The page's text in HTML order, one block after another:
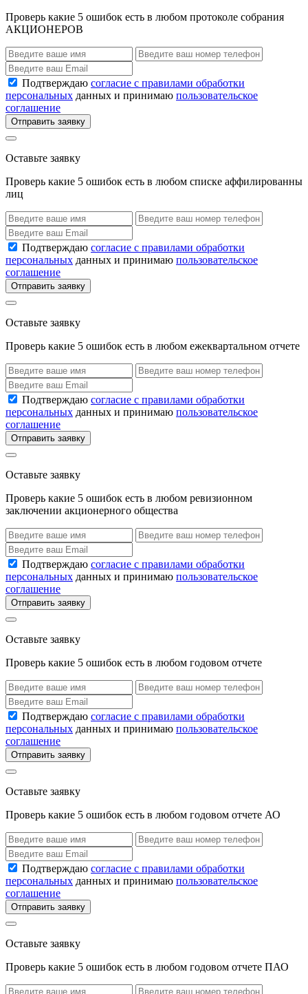
Проверь какие 5 ошибок есть в любом протоколе собрания
АКЦИОНЕРОВ
Подтверждаю согласие с правилами обработки
персональных данных и принимаю пользовательское
соглашение
Отправить заявку
Оставьте заявку
Проверь какие 5 ошибок есть в любом списке аффилированны
лиц
Подтверждаю согласие с правилами обработки
персональных данных и принимаю пользовательское
соглашение
Отправить заявку
Оставьте заявку
Проверь какие 5 ошибок есть в любом ежеквартальном отчете
Подтверждаю согласие с правилами обработки
персональных данных и принимаю пользовательское
соглашение
Отправить заявку
Оставьте заявку
Проверь какие 5 ошибок есть в любом ревизионном
заключении акционерного общества
Подтверждаю согласие с правилами обработки
персональных данных и принимаю пользовательское
соглашение
Отправить заявку
Оставьте заявку
Проверь какие 5 ошибок есть в любом годовом отчете
Подтверждаю согласие с правилами обработки
персональных данных и принимаю пользовательское
соглашение
Отправить заявку
Оставьте заявку
Проверь какие 5 ошибок есть в любом годовом отчете АО
Подтверждаю согласие с правилами обработки
персональных данных и принимаю пользовательское
соглашение
Отправить заявку
Оставьте заявку
Проверь какие 5 ошибок есть в любом годовом отчете ПАО